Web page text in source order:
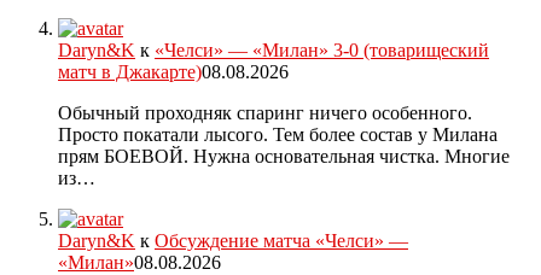
Daryn&K к «Челси» — «Милан» 3-0 (товарищеский
матч в Джакарте)08.08.2026
Обычный проходняк спаринг ничего особенного.
Просто покатали лысого. Тем более состав у Милана
прям БОЕВОЙ. Нужна основательная чистка. Многие
из…
Daryn&K к Обсуждение матча «Челси» —
«Милан»08.08.2026